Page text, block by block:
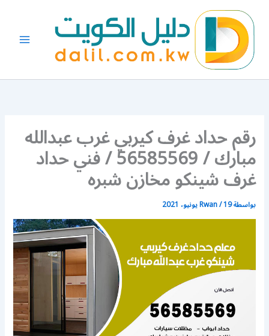
المحتوى
رقم حداد غرف كيربي غرب عبدالله
مبارك / 56585569 / فني حداد
غرف شينكو مخازن شبره
بواسطة Rwan/19 يونيو، 2021